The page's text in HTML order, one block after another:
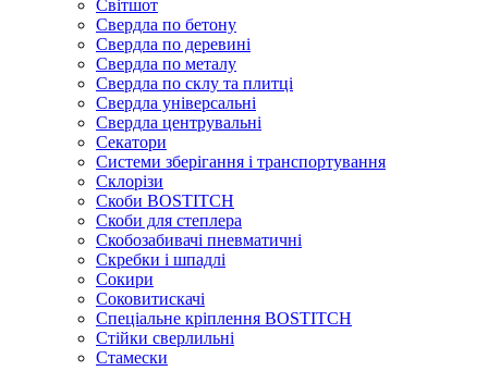
Світшот
Свердла по бетону
Свердла по деревині
Свердла по металу
Свердла по склу та плитці
Свердла універсальні
Свердла центрувальні
Секатори
Системи зберігання і транспортування
Склорізи
Скоби BOSTITCH
Скоби для степлера
Скобозабивачі пневматичні
Скребки і шпадлі
Сокири
Соковитискачі
Спеціальне кріплення BOSTITCH
Стійки сверлильні
Стамески